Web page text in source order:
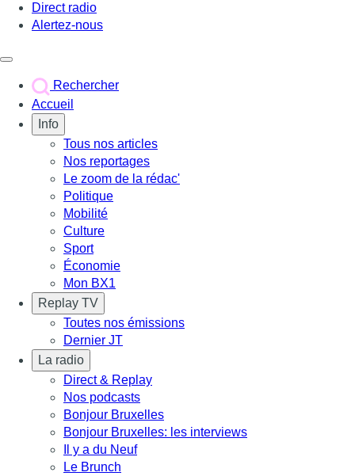
Direct radio
Alertez-nous
Rechercher
Accueil
Info
Tous nos articles
Nos reportages
Le zoom de la rédac'
Politique
Mobilité
Culture
Sport
Économie
Mon BX1
Replay TV
Toutes nos émissions
Dernier JT
La radio
Direct & Replay
Nos podcasts
Bonjour Bruxelles
Bonjour Bruxelles: les interviews
Il y a du Neuf
Le Brunch